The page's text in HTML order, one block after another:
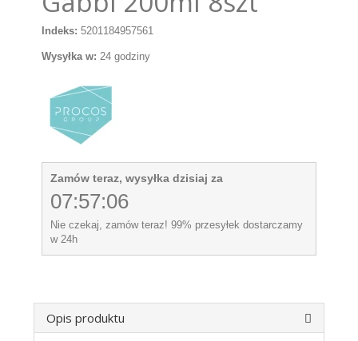
Indeks: 5201184957561
Wysyłka w: 24 godziny
Zamów teraz, wysyłka dzisiaj za
07:57:06
Nie czekaj, zamów teraz! 99% przesyłek dostarczamy
w 24h
Opis produktu